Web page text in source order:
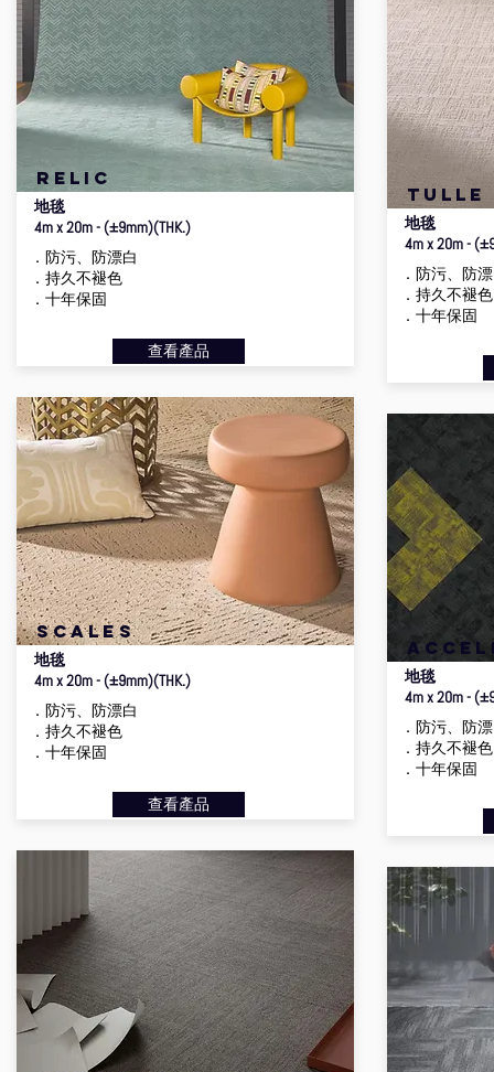
relic
地毯
4m x 20m - (±9mm)(THK.)
．防污、防漂白
．持久不褪色
．十年保固
查看產品
scales
地毯
4m x 20m - (±9mm)(THK.)
．防污、防漂白
．持久不褪色
．十年保固
查看產品
tulle
地毯
4m x 20m -
．防污、防
．持久不褪色
．十年保固
地毯
4m x 20m -
．防污、防
．持久不褪色
．十年保固